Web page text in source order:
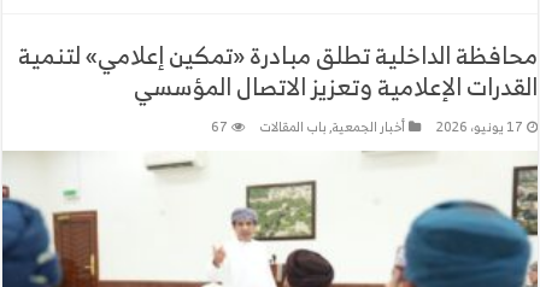
محافظة الداخلية تطلق مبادرة «تمكين إعلامي» لتنمية
القدرات الإعلامية وتعزيز الاتصال المؤسسي
17 يونيو، 2026 أخبار الجمعية,باب المقالات 67